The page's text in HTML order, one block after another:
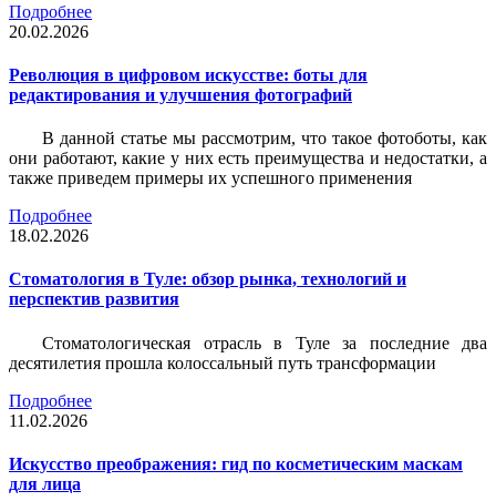
Подробнее
20.02.2026
Революция в цифровом искусстве: боты для
редактирования и улучшения фотографий
В данной статье мы рассмотрим, что такое фотоботы, как
они работают, какие у них есть преимущества и недостатки, а
также приведем примеры их успешного применения
Подробнее
18.02.2026
Стоматология в Туле: обзор рынка, технологий и
перспектив развития
Стоматологическая отрасль в Туле за последние два
десятилетия прошла колоссальный путь трансформации
Подробнее
11.02.2026
Искусство преображения: гид по косметическим маскам
для лица